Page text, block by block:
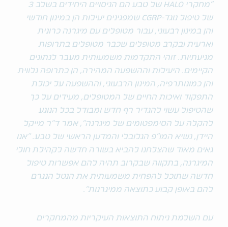
"מחקרי HALO של טבע הם הניסויים היחידים בשלב 3
של טיפול נוגד-CGRP שמפגינים יעילות הן במינון חודשי
והן במינון רבעוני, עבור מטופלים עם מיגרנה כרונית
וארעית ובקרב מטופלים שכבר מטופלים בתרופות
מניעתיות. זוהי התקדמות משמעותית מעבר לנתונים
הקיימים. היעילות וההשפעה המהירה, הן כתרופה נלווית
והן כמונותרפיה, המינון הרבעוני, וההשפעה על יכולת
התפקוד ואיכות החיים של המטופלים, מעידים על כך
שהטיפול עשוי להגדיר רף חדש ומבודל בכל הנוגע
להקלה על הסימפטומים של מיגרנה", אמר ד"ר מייקל
היידן, נשיא המו"פ הגלובלי והמדען הראשי של טבע. "אנו
גאים מאוד שהצלחנו להביא בשורה חדשה לקהילת חולי
המיגרנה, בתקווה שבקרוב תהיה להם אפשרות טיפול
חדשה שתוכל להפחית משמעותית את הנטל הנגרם
להם באופן קבוע כתוצאה ממיגרנות".
עם השלמת ניתוח התוצאות העיקריות מהמחקרים